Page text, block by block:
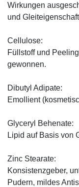
Wirkungen
und
Cellulose:
Füllstoff und
gewonnen.
Dibutyl Adipate:
Emollient
Glyceryl Behenate:
Lipid auf Basis von
Zinc Stearate:
Konsistenzgeber,
Pudern, mildes